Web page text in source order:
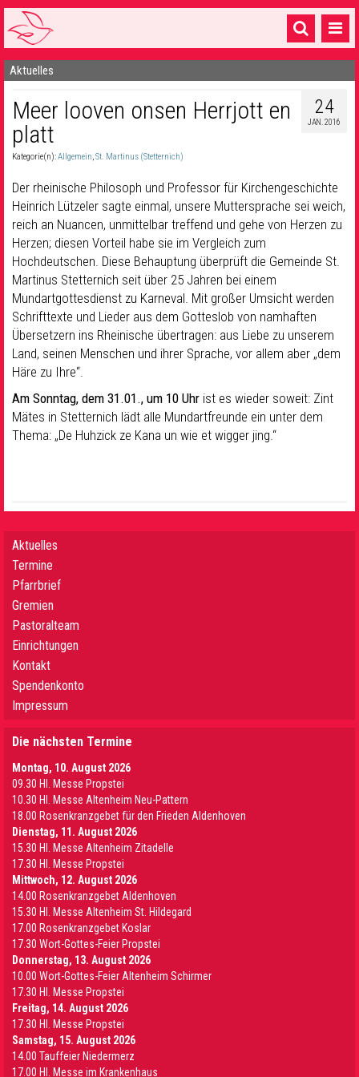
Startseite
1 Pfarrei
16 Gemeinden & mehr
Sakramente & Feste
Gemeinschaft & Soziales
Musik& Kultur
Seelsorge & Kontakt
Aktuelles
24
JAN. 2016
Meer looven onsen Herrjott en
platt
Kategorie(n):Allgemein,St. Martinus (Stetternich)
Der rheinische Philosoph und Professor für Kirchengeschichte
Heinrich Lützeler sagte einmal, unsere Muttersprache sei weich,
reich an Nuancen, unmittelbar treffend und gehe von Herzen zu
Herzen; diesen Vorteil habe sie im Vergleich zum
Hochdeutschen. Diese Behauptung überprüft die Gemeinde St.
Martinus Stetternich seit über 25 Jahren bei einem
Mundartgottesdienst zu Karneval. Mit großer Umsicht werden
Schrifttexte und Lieder aus dem Gotteslob von namhaften
Übersetzern ins Rheinische übertragen: aus Liebe zu unserem
Land, seinen Menschen und ihrer Sprache, vor allem aber „dem
Häre zu Ihre“.
Am Sonntag, dem 31.01., um 10 Uhr ist es wieder soweit: Zint
Mätes in Stetternich lädt alle Mundartfreunde ein unter dem
Thema: „De Huhzick ze Kana un wie et wigger jing.“
Aktuelles
Termine
Pfarrbrief
Gremien
Pastoralteam
Einrichtungen
Kontakt
Spendenkonto
Impressum
Die nächsten Termine
Montag, 10. August 2026
09.30 Hl. Messe Propstei
10.30 Hl. Messe Altenheim Neu-Pattern
18.00 Rosenkranzgebet für den Frieden Aldenhoven
Dienstag, 11. August 2026
15.30 Hl. Messe Altenheim Zitadelle
17.30 Hl. Messe Propstei
Mittwoch, 12. August 2026
14.00 Rosenkranzgebet Aldenhoven
15.30 Hl. Messe Altenheim St. Hildegard
17.00 Rosenkranzgebet Koslar
17.30 Wort-Gottes-Feier Propstei
Donnerstag, 13. August 2026
10.00 Wort-Gottes-Feier Altenheim Schirmer
17.30 Hl. Messe Propstei
Freitag, 14. August 2026
17.30 Hl. Messe Propstei
Samstag, 15. August 2026
14.00 Tauffeier Niedermerz
17.00 Hl. Messe im Krankenhaus